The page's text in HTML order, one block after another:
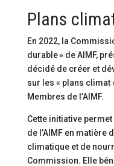
Plans
En 2022, la
durable » de AIMF,
décidé de créer et
sur les « plans
Membres de l’AIMF.
Cette initiative
de l’AIMF en matière
climatique et de
Commission. Elle